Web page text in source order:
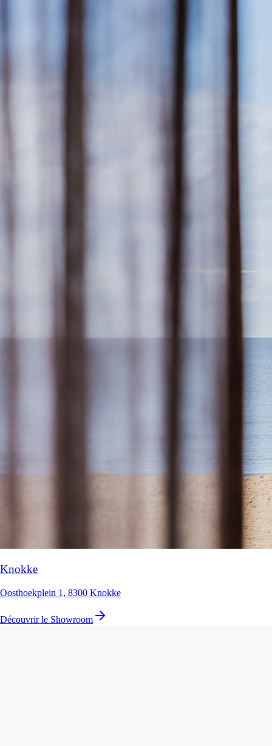
Knokke
Oosthoekplein 1, 8300 Knokke
Découvrir le Showroom